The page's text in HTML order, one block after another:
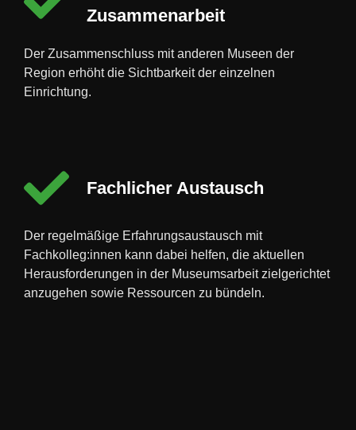
Zusammenarbeit
Der Zusammenschluss mit anderen Museen der
Region erhöht die Sichtbarkeit der einzelnen
Einrichtung.
Fachlicher Austausch
Der regelmäßige Erfahrungsaustausch mit
Fachkolleg:innen kann dabei helfen, die aktuellen
Herausforderungen in der Museumsarbeit zielgerichtet
anzugehen sowie Ressourcen zu bündeln.